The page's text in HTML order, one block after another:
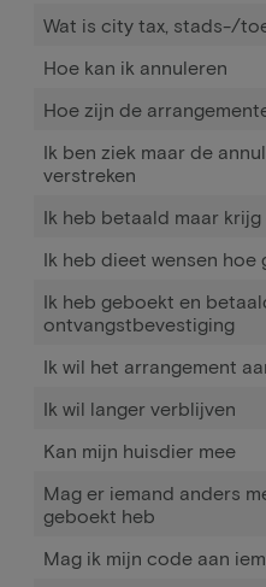
Wat is city tax, stads-/
Hoe kan ik annuleren
Hoe zijn de
Ik ben ziek maar de
verstreken
Ik heb betaald maar
Ik heb dieet wensen hoe
Ik heb geboekt en
ontvangstbevestiging
Ik wil het arrangement
Ik wil langer verblijven
Kan mijn huisdier mee
Mag er iemand anders
geboekt heb
Mag ik mijn code aan